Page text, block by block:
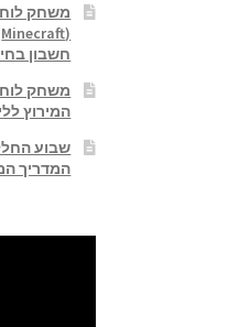
משחק
(Minecraft)
חשבון
משחק לוח
המירוץ
המדריך